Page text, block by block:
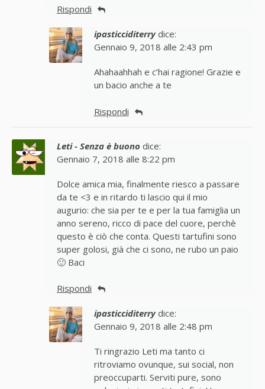
Rispondi
ipasticciditerry dice:
Gennaio 9, 2018 alle 2:43 pm
Ahahaahhah e c’hai ragione! Grazie e
un bacio anche a te
Rispondi
Leti - Senza è buono dice:
Gennaio 7, 2018 alle 8:22 pm
Dolce amica mia, finalmente riesco a passare
da te <3 e in ritardo ti lascio qui il mio
augurio: che sia per te e per la tua famiglia un
anno sereno, ricco di pace del cuore, perchè
questo è ciò che conta. Questi tartufini sono
super golosi, già che ci sono, ne rubo un paio
🙂 Baci
Rispondi
ipasticciditerry dice:
Gennaio 9, 2018 alle 2:48 pm
Ti ringrazio Leti ma tanto ci
ritroviamo ovunque, sui social, non
preoccuparti. Serviti pure, sono